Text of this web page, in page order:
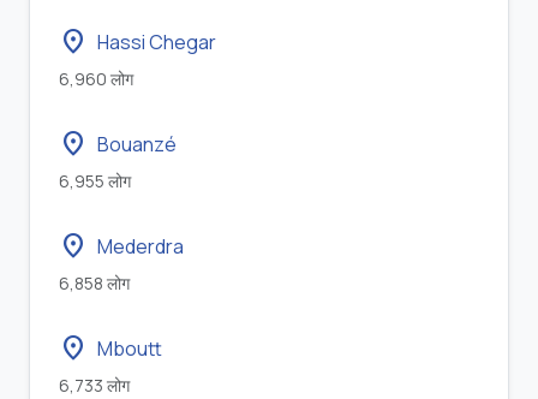
location_on Hassi Chegar
6,960 लोग
location_on Bouanzé
6,955 लोग
location_on Mederdra
6,858 लोग
location_on Mboutt
6,733 लोग